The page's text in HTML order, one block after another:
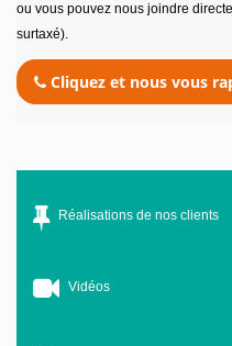
ou vous pouvez nous joindre
surtaxé).
Cliquez et nous vous
Réalisations de nos clients
Vidéos